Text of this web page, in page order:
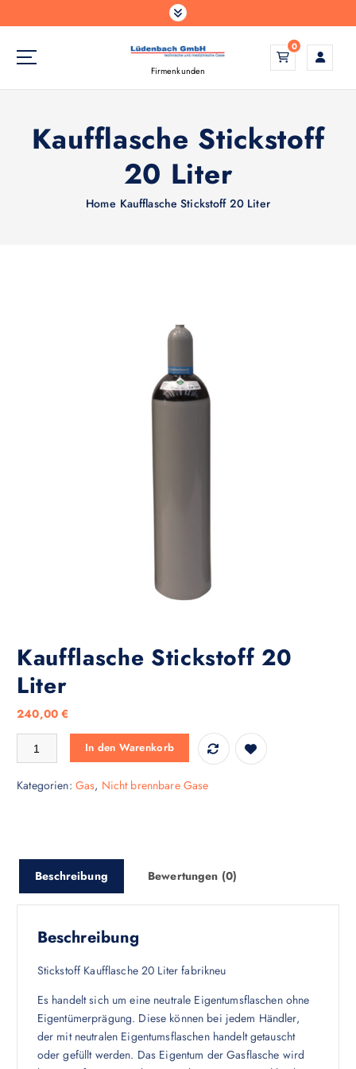
u
Firmenkunden
0
Kaufflasche Stickstoff
20 Liter
Home Kaufflasche Stickstoff 20 Liter
Kaufflasche Stickstoff 20
Liter
240,00€
Kaufflasche Stickstoff 20 Liter Menge
In den Warenkorb
Kategorien: Gas, Nicht brennbare Gase
Beschreibung Bewertungen (0)
Beschreibung
Stickstoff Kaufflasche 20 Liter fabrikneu
Es handelt sich um eine neutrale Eigentumsflaschen ohne
Eigentümerprägung. Diese können bei jedem Händler,
der mit neutralen Eigentumsflaschen handelt getauscht
oder gefüllt werden. Das Eigentum der Gasflasche wird